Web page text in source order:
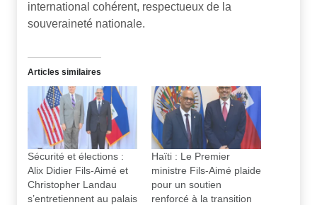
international cohérent, respectueux de la
souveraineté nationale.
Articles similaires
Sécurité et élections :
Alix Didier Fils-Aimé et
Christopher Landau
s’entretiennent au palais
Haïti : Le Premier
ministre Fils-Aimé plaide
pour un soutien
renforcé à la transition